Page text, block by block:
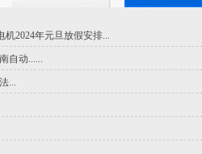
年元旦放假安排...
自动......
...